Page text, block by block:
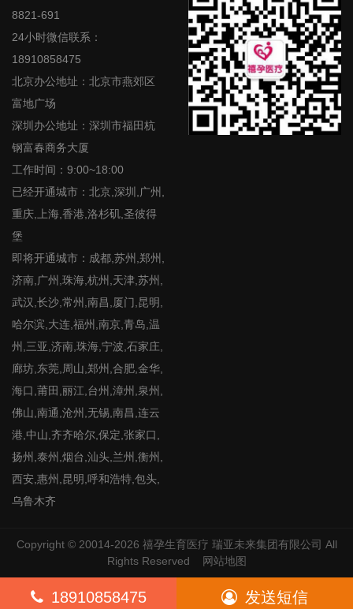
8821-691
24小时微信联系：
18910858475
北京办公地址：北京市燕郊区
富地广场
深圳办公地址：深圳市福田杭
钢富春商务大厦
工作时间：9:00~18:00
已经开通城市：北京,深圳,广州,
重庆,上海,香港,洛杉矶,圣彼得
堡
即将开通城市：成都,苏州,郑州,
济南,广州,珠海,杭州,天津,苏州,
武汉,长沙,常州,南昌,厦门,昆明,
哈尔滨,大连,福州,南京,青岛,温
州,三亚,济南,珠海,宁波,石家庄,
廊坊,东莞,周山,郑州,合肥,金华,
海口,莆田,丽江,台州,漳州,泉州,
佛山,南通,沧州,无锡,南昌,连云
港,中山,齐齐哈尔,保定,张家口,
扬州,泰州,烟台,汕头,兰州,衡州,
西安,惠州,昆明,呼和浩特,包头,
乌鲁木齐
Copyright © 20014-2026 禧孕生育医疗 瑞亚未来集团有限公司 All
Rights Reserved
网站地图
18910858475 发送短信